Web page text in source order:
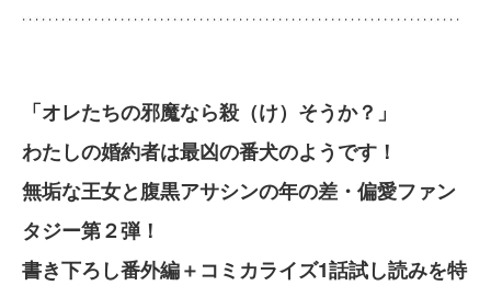
「オレたちの邪魔なら殺（け）そうか？」
わたしの婚約者は最凶の番犬のようです！
無垢な王女と腹黒アサシンの年の差・偏愛ファン
タジー第２弾！
書き下ろし番外編＋コミカライズ1話試し読みを特